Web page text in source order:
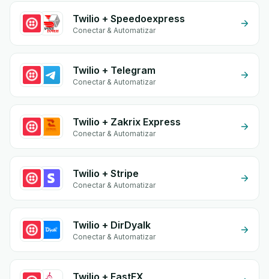
Twilio + Speedoexpress
Conectar & Automatizar
Twilio + Telegram
Conectar & Automatizar
Twilio + Zakrix Express
Conectar & Automatizar
Twilio + Stripe
Conectar & Automatizar
Twilio + DirDyalk
Conectar & Automatizar
Twilio + FastEX